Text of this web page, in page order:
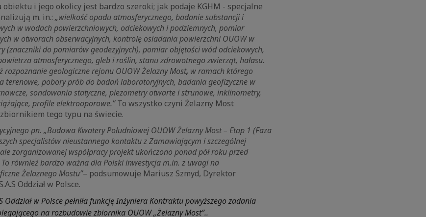
i jego okolicy jest bardzo szeroki; jak podaje KGHM - specjalne
m. in.: „wielkość opadu atmosferycznego, badanie substancji i
w wodach powierzchniowych, odciekowych i podziemnych, pomiar
w otworach obserwacyjnych, kontrolę osiadania powierzchni OUOW w
(znaczniki do pomiarów geodezyjnych), pomiar objętości wód odciekowych,
atmosferycznego, gleb i roślin, stanu zdrowotnego zwierząt, hałasu.
rozpoznanie geologiczne rejonu OUOW Żelazny Most, w ramach którego
terenowe, pobory prób do badań laboratoryjnych, badania geofizyczne w
sondowania statyczne, piezometry otwarte i strunowe, inklinometry,
profile elektrooporowe.”To wszystko czyni Żelazny Most
tego typu na świecie.
pn. „Budowa Kwatery Południowej OUOW Żelazny Most – Etap 1 (Faza
specjalistów nieustannego kontaktu z Zamawiającym i szczególnej
zorganizowanej współpracy projekt ukończono ponad pół roku przed
również bardzo ważna dla Polski inwestycja m.in. z uwagi na
Żelaznego Mostu”– podsumowuje Mariusz Szmyd, Dyrektor
Oddział w Polsce.
Oddział w Polsce pełniła funkcję Inżyniera Kontraktu powyższego zadania
na rozbudowie zbiornika OUOW „Żelazny Most”..